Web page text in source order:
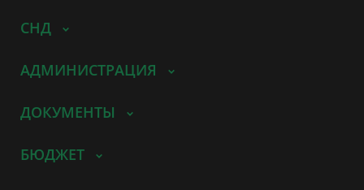
СНД
АДМИНИСТРАЦИЯ
ДОКУМЕНТЫ
БЮДЖЕТ